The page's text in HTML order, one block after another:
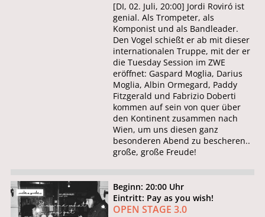
[DI, 02. Juli, 20:00] Jordi Roviró ist
genial. Als Trompeter, als
Komponist und als Bandleader.
Den Vogel schießt er ab mit dieser
internationalen Truppe, mit der er
die Tuesday Session im ZWE
eröffnet: Gaspard Moglia, Darius
Moglia, Albin Ormegard, Paddy
Fitzgerald und Fabrizio Doberti
kommen auf sein von quer über
den Kontinent zusammen nach
Wien, um uns diesen ganz
besonderen Abend zu bescheren..
große, große Freude!
Beginn: 20:00 Uhr
Eintritt: Pay as you wish!
OPEN STAGE 3.0